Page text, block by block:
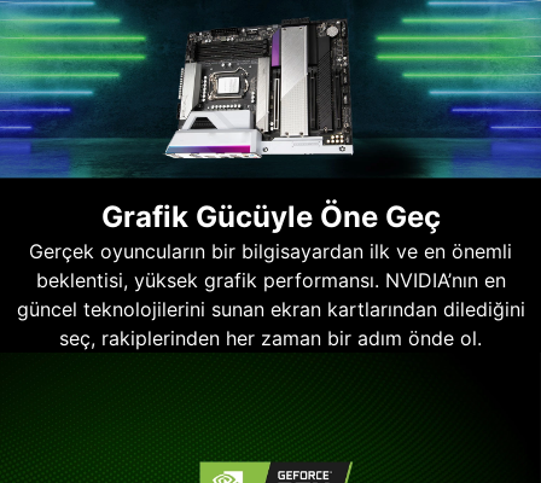
Grafik Gücüyle Öne Geç
Gerçek oyuncuların bir bilgisayardan ilk ve en önemli
beklentisi, yüksek grafik performansı. NVIDIA’nın en
güncel teknolojilerini sunan ekran kartlarından dilediğini
seç, rakiplerinden her zaman bir adım önde ol.